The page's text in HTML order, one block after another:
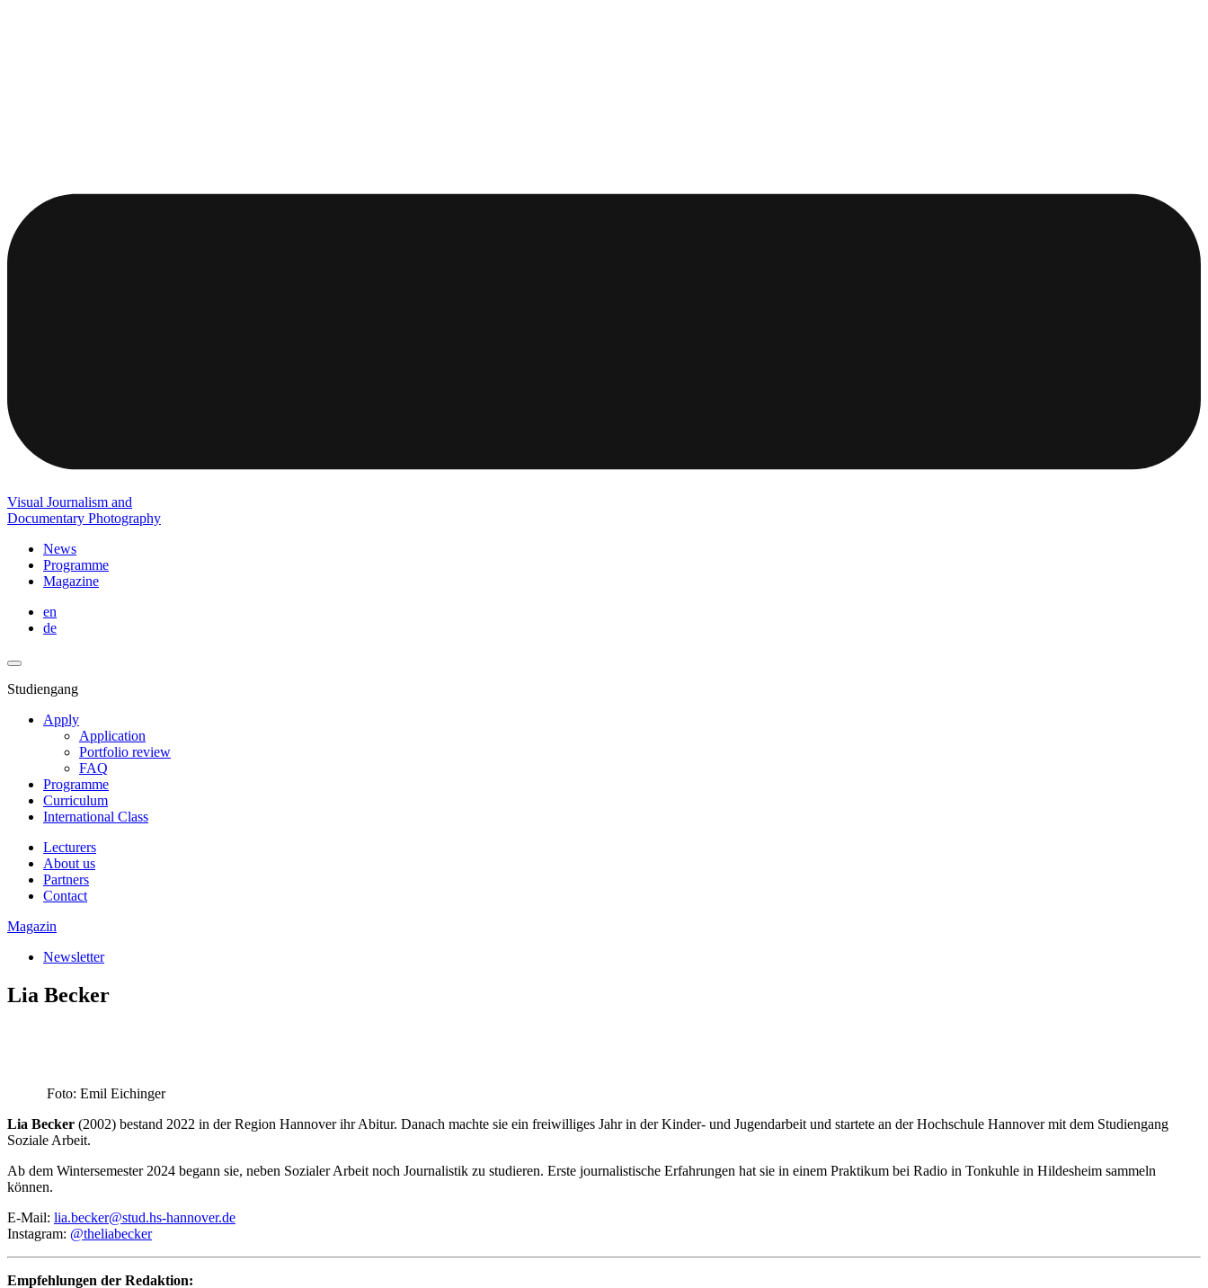
Visual Journalism and
Documentary Photography
News
Programme
Magazine
en
de
Studiengang
Apply
Application
Portfolio review
FAQ
Programme
Curriculum
International Class
Lecturers
About us
Partners
Contact
Magazin
Newsletter
Lia Becker
Foto: Emil Eichinger
Lia Becker (2002) bestand 2022 in der Region Hannover ihr Abitur. Danach machte sie ein freiwilliges Jahr in der Kinder- und Jugendarbeit und startete an der Hochschule Hannover mit dem Studiengang
Soziale Arbeit.
Ab dem Wintersemester 2024 begann sie, neben Sozialer Arbeit noch Journalistik zu studieren. Erste journalistische Erfahrungen hat sie in einem Praktikum bei Radio in Tonkuhle in Hildesheim sammeln
können.
E-Mail: lia.becker@stud.hs-hannover.de
Instagram: @theliabecker
Empfehlungen der Redaktion: